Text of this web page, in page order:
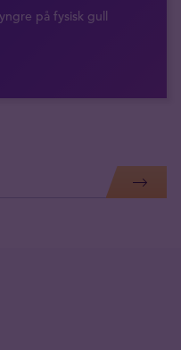
på fysisk gull